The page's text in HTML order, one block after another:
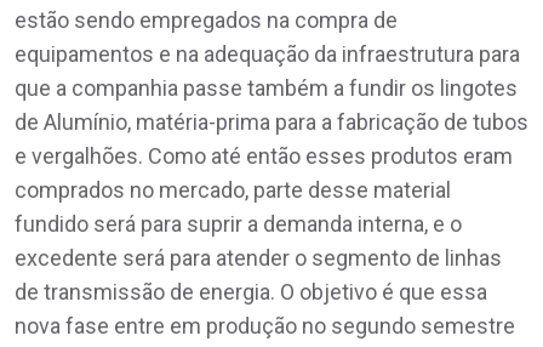
estão sendo empregados na compra de
equipamentos e na adequação da infraestrutura para
que a companhia passe também a fundir os lingotes
de Alumínio, matéria-prima para a fabricação de tubos
e vergalhões. Como até então esses produtos eram
comprados no mercado, parte desse material
fundido será para suprir a demanda interna, e o
excedente será para atender o segmento de linhas
de transmissão de energia. O objetivo é que essa
nova fase entre em produção no segundo semestre